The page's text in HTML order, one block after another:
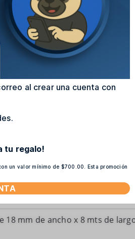
Agregar al
mm de ancho x 8 mts de
al crear una cuenta con
tu regalo!
un valor mínimo de $700.00. Esta promoción